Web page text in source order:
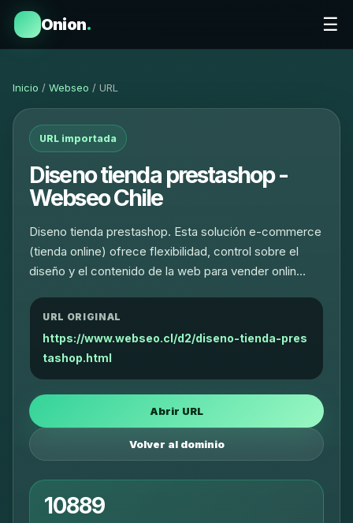
Onion. ☰
Inicio / Webseo / URL
URL importada
Diseno tienda prestashop -
Webseo Chile
Diseno tienda prestashop. Esta solución e-commerce
(tienda online) ofrece flexibilidad, control sobre el
diseño y el contenido de la web para vender onlin…
URL ORIGINAL
https://www.webseo.cl/d2/diseno-tienda-pres
tashop.html
Abrir URL
Volver al dominio
10889